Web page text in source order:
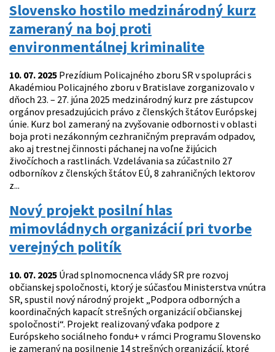
Slovensko hostilo medzinárodný kurz
zameraný na boj proti
environmentálnej kriminalite
10. 07. 2025 Prezídium Policajného zboru SR v spolupráci s
Akadémiou Policajného zboru v Bratislave zorganizovalo v
dňoch 23. – 27. júna 2025 medzinárodný kurz pre zástupcov
orgánov presadzujúcich právo z členských štátov Európskej
únie. Kurz bol zameraný na zvyšovanie odbornosti v oblasti
boja proti nezákonným cezhraničným prepravám odpadov,
ako aj trestnej činnosti páchanej na voľne žijúcich
živočíchoch a rastlinách. Vzdelávania sa zúčastnilo 27
odborníkov z členských štátov EÚ, 8 zahraničných lektorov
z...
Nový projekt posilní hlas
mimovládnych organizácií pri tvorbe
verejných politík
10. 07. 2025 Úrad splnomocnenca vlády SR pre rozvoj
občianskej spoločnosti, ktorý je súčasťou Ministerstva vnútra
SR, spustil nový národný projekt „Podpora odborných a
koordinačných kapacít strešných organizácií občianskej
spoločnosti“. Projekt realizovaný vďaka podpore z
Európskeho sociálneho fondu+ v rámci Programu Slovensko
je zameraný na posilnenie 14 strešných organizácií, ktoré